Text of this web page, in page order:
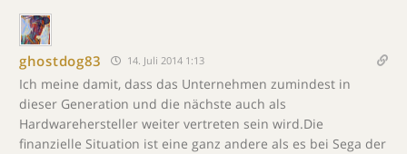
ghostdog83 14. Juli 2014 1:13
Ich meine damit, dass das Unternehmen zumindest in
dieser Generation und die nächste auch als
Hardwarehersteller weiter vertreten sein wird.Die
finanzielle Situation ist eine ganz andere als es bei Sega der